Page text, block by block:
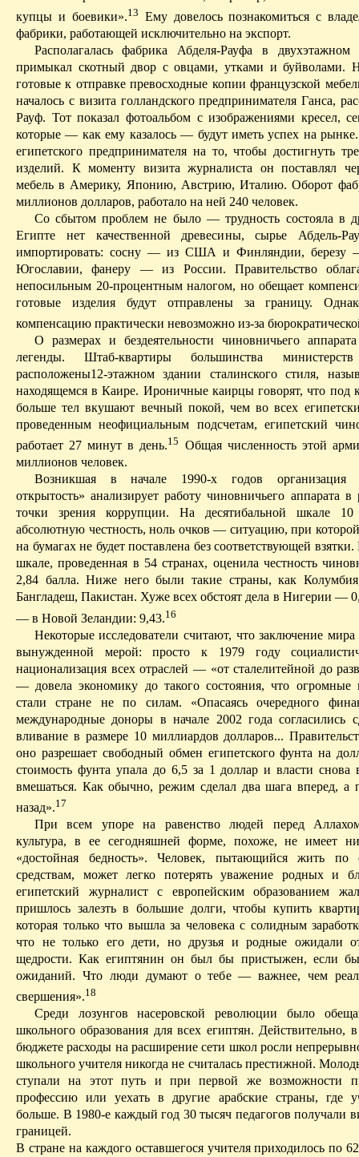
купцы и боевики».13 Ему довелось познакомиться с
фабрики, работающей исключительно на экспорт.
Располагалась фабрика Абделя-Рауфа в
примыкал скотный двор с овцами, утками и буйволами.
готовые к отправке превосходные копии французской
началось с визита голландского предпринимателяГанса,
Рауф. Тот показал фотоальбом с изображениями кресел,
которые — как ему казалось — будут иметь успех на
египетского предпринимателя на то, чтобы достигнуть
изделий. К моменту визита журналиста он поставлял
мебель в Америку, Японию, Австрию, Италию. Оборот
миллионов долларов, работало на ней 240 человек.
Со сбытом проблем не было — трудность состояла в
Египте нет качественной древесины, сырье Абдель-
импортировать: сосну — из США и Финляндии,
Югославии, фанеру — из России. Правительство
непосильным 20-процентным налогом, но обещает
готовые изделия будут отправлены за границу.
компенсацию практически невозможно из-за
О размерах и бездеятельности чиновничьего
легенды. Штаб-квартиры большинства
расположены12-этажномздании сталинского стиля,
находящемся в Каире. Ироничные каирцыговорят, что
больше тел вкушают вечный покой, чем во всех
проведенным неофициальным подсчетам, египетский
работает 27 минут в день.15 Общая численность этой
миллионов человек.
Возникшая в начале 1990-х годов организация
открытость» анализирует работу чиновничьего аппарата в
точки зре­ния коррупции. На десятибальной шкале 10
абсолютную честность, ноль очков — ситуацию, при
на бумагах не будет поставлена без соответствующей
шкале, проведенная в 54 странах, оценила честность
2,84 балла. Ниже него были такие страны, как
Бангладеш, Пакистан. Хуже всех обстоят дела в Нигерии —
— в Новой Зеландии: 9,43.16
Некоторые исследователи считают, что заключение
вынужденной мерой: просто к 1979 году
национализация всех отраслей — «от сталелитейной до
— довела экономику до такого состояния, что огромные
стали стране не по силам. «Опасаясь очередного
международные доноры в начале 2002 года согласились
вливание в размере 10 миллиардов долларов...
оно разрешает свободный обмен египетского фунта на
стоимость фунта упала до 6,5 за 1 доллар и власти
вмешаться. Как обычно, режим сделал два шага вперед,
назад».17
При всем упоре на равенство людей перед
культура, в ее сегодняшней форме, похоже, не имеет
«достойная бедность». Человек, пытающийся жить по
средствам, может легко потерять уважение родных и
египетский журналист с европейским образованием
пришлось залезть в большие долги, чтобы купить
которая только что вышла за человека с солидным
что не только его дети, но друзья и родные ожидали
щедрости. Как египтянин он был бы пристыжен, если
ожиданий. Что люди думают о тебе — важнее, чем
свершения».18
Среди лозунговнасеровской революции было
школьного образования для всех египтян. Действительно,
бюджете расходы на расширение сети школ росли
школьного учителя никогда не считалась престижной.
ступали на этот путь и при первой же возможности
профессию или уехать в другие арабские страны, где
больше. В 1980-е каждый год 30 тысяч педагогов получали
границей.
В стране на каждого оставшегося учителя приходилось по